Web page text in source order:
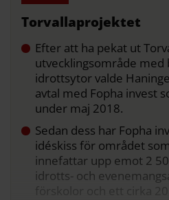
Torvallaprojektet
Efter att ha pekat ut
utvecklingsområde med
idrottsytor valde
avtal med Fopha invest
under maj 2018.
Sedan dess har Fopha
idéskiss för området
innefattar upp emot 2
idrotts- och
förskolor och ett cirka 20